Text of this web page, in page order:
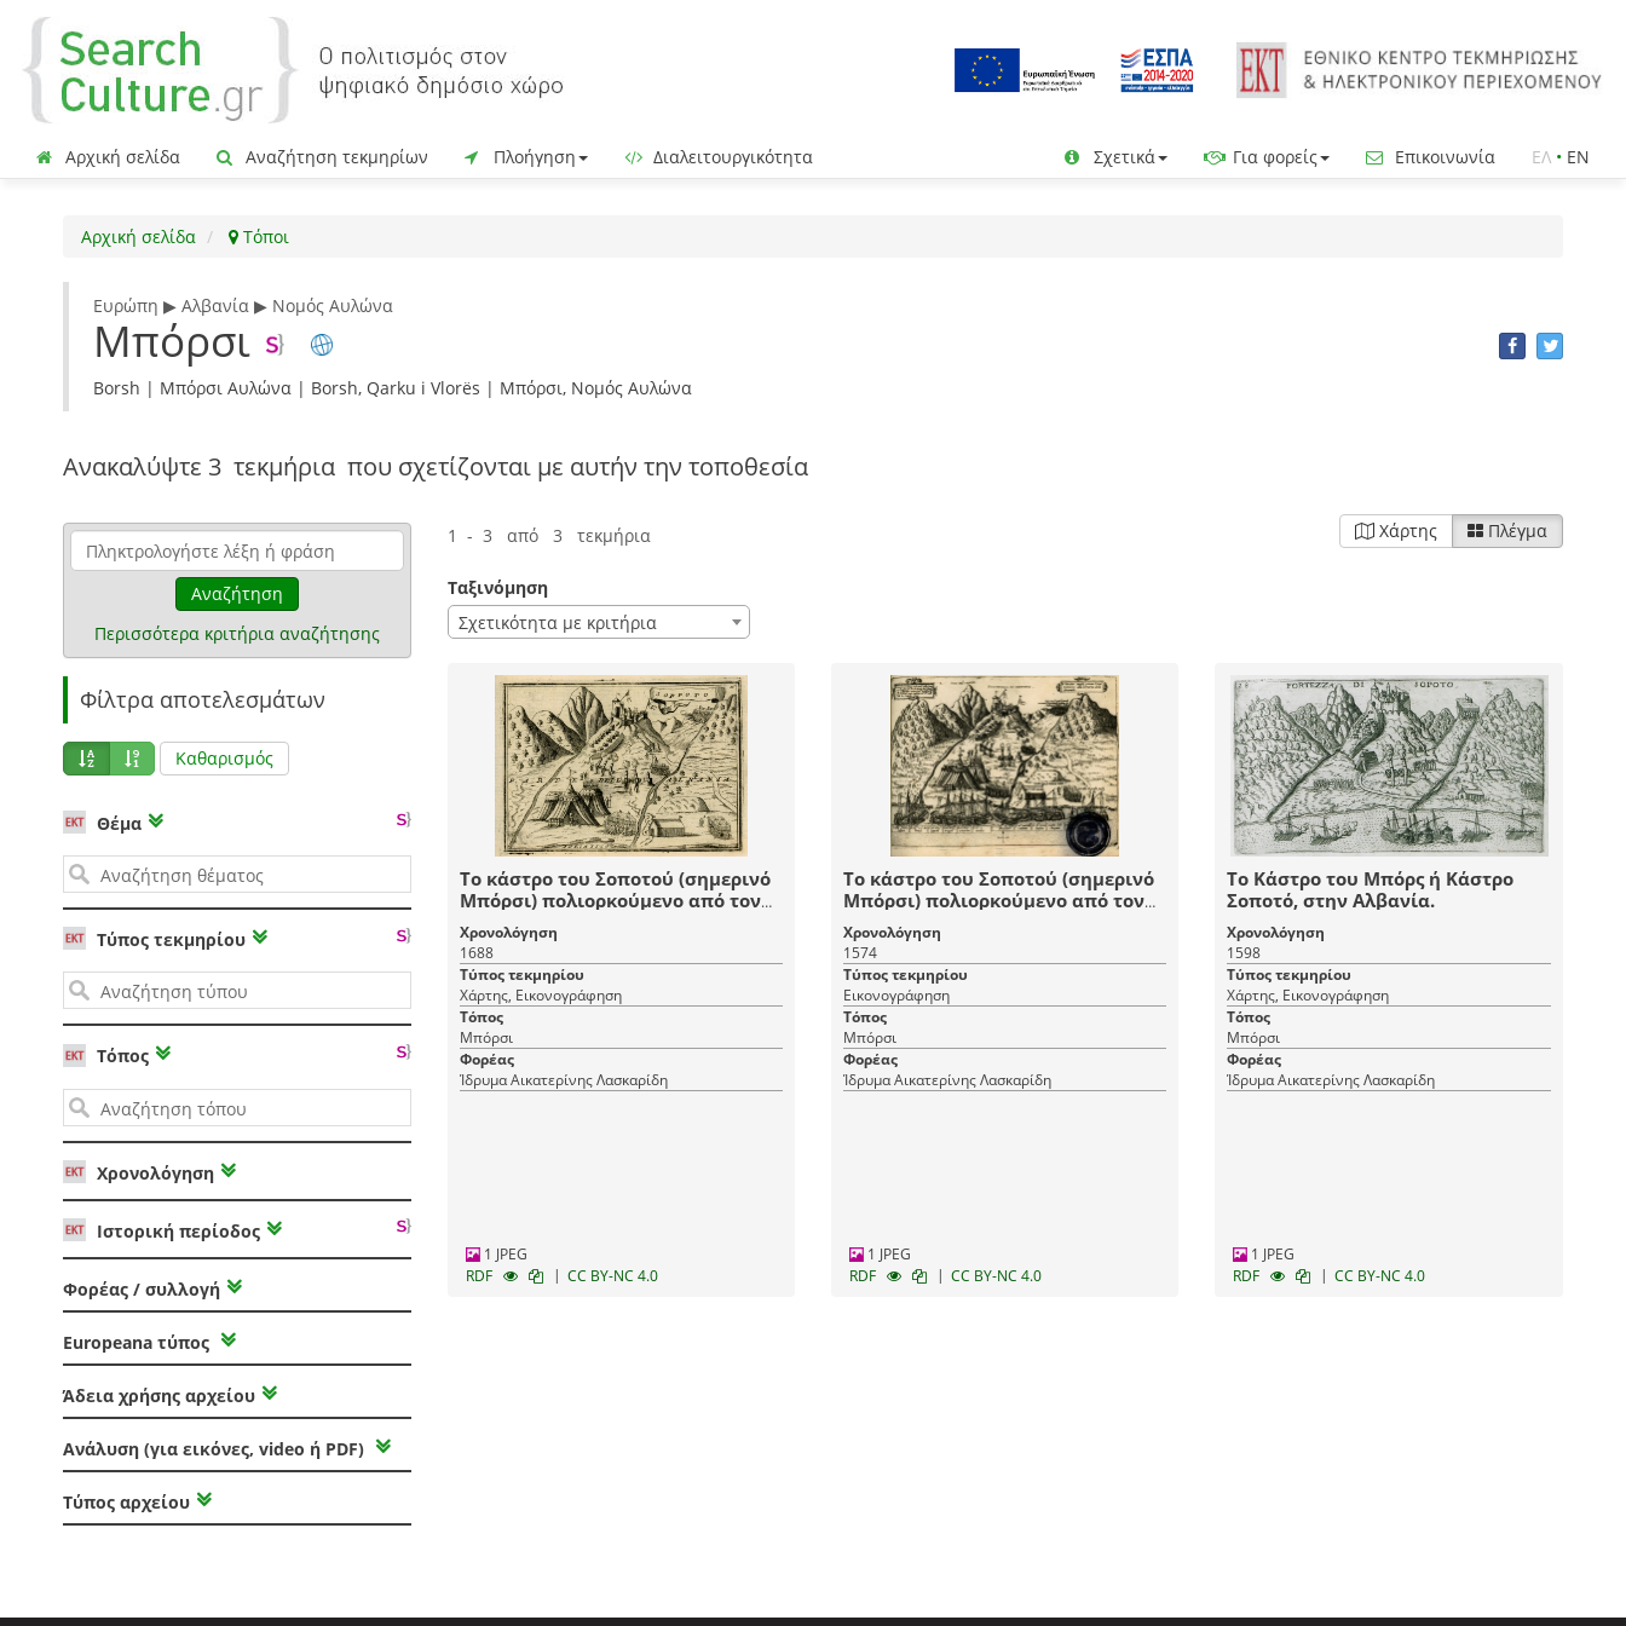
Αρχική σελίδα Αναζήτηση τεκμηρίων Πλοήγηση Διαλειτουργικότητα Σχετικά Για φορείς Επικοινωνία ΕΛ • EN
Αρχική σελίδα Τόποι
Ευρώπη ▶ Αλβανία ▶ Νομός Αυλώνα
Μπόρσι
Borsh | Μπόρσι Αυλώνα | Borsh, Qarku i Vlorës | Μπόρσι, Νομός Αυλώνα
Ανακαλύψτε 3 τεκμήρια που σχετίζονται με αυτήν την τοποθεσία
Αναζήτηση
Περισσότερα κριτήρια αναζήτησης
Φίλτρα αποτελεσμάτων
Καθαρισμός
Θέμα
Τύπος τεκμηρίου
Τόπος
Χρονολόγηση
Ιστορική περίοδος
Φορέας / συλλογή
Europeana τύπος
Άδεια χρήσης αρχείου
Ανάλυση (για εικόνες, video ή PDF)
Τύπος αρχείου
1 - 3 από 3 τεκμήρια Χάρτης Πλέγμα
Ταξινόμηση
Σχετικότητα με κριτήρια
Το κάστρο του Σοποτού (σημερινό
Μπόρσι) πολιορκούμενο από τον
βενετικό στρατό και στόλο στα
1570.
Χρονολόγηση
1688
Τύπος τεκμηρίου
Χάρτης, Εικονογράφηση
Τόπος
Μπόρσι
Φορέας
Ίδρυμα Αικατερίνης Λασκαρίδη
1 JPEG
RDF
| CC BY-NC 4.0
Το κάστρο του Σοποτού (σημερινό
Μπόρσι) πολιορκούμενο από τον
βενετικό στρατό και στόλο στα
1570.
Χρονολόγηση
1574
Τύπος τεκμηρίου
Εικονογράφηση
Τόπος
Μπόρσι
Φορέας
Ίδρυμα Αικατερίνης Λασκαρίδη
1 JPEG
RDF
| CC BY-NC 4.0
Το Κάστρο του Μπόρς ή Κάστρο
Σοποτό, στην Αλβανία.
Χρονολόγηση
1598
Τύπος τεκμηρίου
Χάρτης, Εικονογράφηση
Τόπος
Μπόρσι
Φορέας
Ίδρυμα Αικατερίνης Λασκαρίδη
1 JPEG
RDF
| CC BY-NC 4.0